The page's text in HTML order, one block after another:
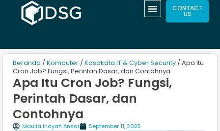
CONTACT
US
Beranda / Komputer / Kosakata IT & Cyber Security / Apa Itu
Cron Job? Fungsi, Perintah Dasar, dan Contohnya
Apa Itu Cron Job? Fungsi,
Perintah Dasar, dan
Contohnya
Maulia Inayah Ansar September 11, 2025